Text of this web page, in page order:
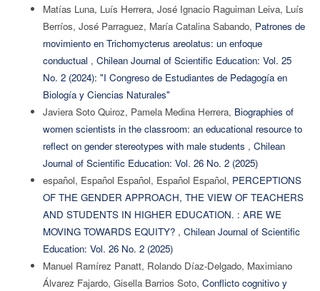
Matías Luna, Luís Herrera, José Ignacio Raguiman Leiva, Luís
Berríos, José Parraguez, María Catalina Sabando, Patrones de
movimiento en Trichomycterus areolatus: un enfoque
conductual , Chilean Journal of Scientific Education: Vol. 25
No. 2 (2024): "I Congreso de Estudiantes de Pedagogía en
Biología y Ciencias Naturales"
Javiera Soto Quiroz, Pamela Medina Herrera, Biographies of
women scientists in the classroom: an educational resource to
reflect on gender stereotypes with male students , Chilean
Journal of Scientific Education: Vol. 26 No. 2 (2025)
español, Español Español, Español Español, PERCEPTIONS
OF THE GENDER APPROACH, THE VIEW OF TEACHERS
AND STUDENTS IN HIGHER EDUCATION. : ARE WE
MOVING TOWARDS EQUITY? , Chilean Journal of Scientific
Education: Vol. 26 No. 2 (2025)
Manuel Ramírez Panatt, Rolando Díaz-Delgado, Maximiano
Álvarez Fajardo, Gisella Barrios Soto, Conflicto cognitivo y